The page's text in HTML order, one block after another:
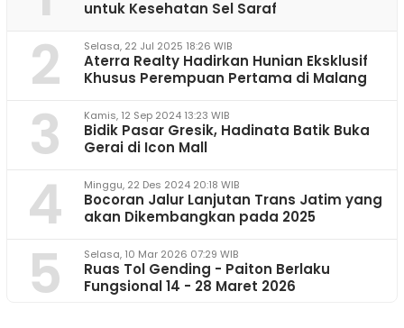
untuk Kesehatan Sel Saraf
2 Selasa, 22 Jul 2025 18:26 WIB
Aterra Realty Hadirkan Hunian Eksklusif
Khusus Perempuan Pertama di Malang
3 Kamis, 12 Sep 2024 13:23 WIB
Bidik Pasar Gresik, Hadinata Batik Buka
Gerai di Icon Mall
4 Minggu, 22 Des 2024 20:18 WIB
Bocoran Jalur Lanjutan Trans Jatim yang
akan Dikembangkan pada 2025
5 Selasa, 10 Mar 2026 07:29 WIB
Ruas Tol Gending - Paiton Berlaku
Fungsional 14 - 28 Maret 2026